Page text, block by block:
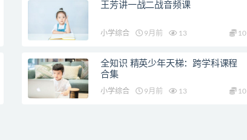
王芳讲一战二战音频课
小学综合 9月前 13 10
全知识 精英少年天梯：跨学科课程
合集
小学综合 9月前 13 10